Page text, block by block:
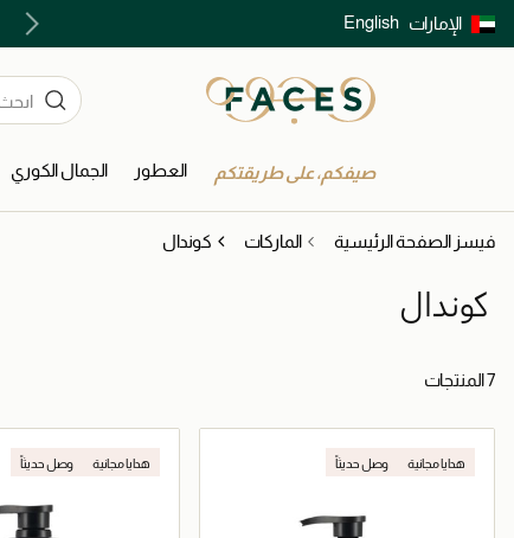
الإمارات English
توصيل سريع على جميع الطلبات ما فوق 299 درهم
صيفكم، على طريقتكم العطور الجمال الكوري
فيسز الصفحة الرئيسية الماركات كوندال
كوندال
7 المنتجات
هدايا مجانية وصل حديثاً هدايا مجانية وصل حديثاً